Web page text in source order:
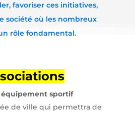
favoriser ces initiatives,
société où les nombreux
rôle fondamental.
équipement sportif
de ville qui permettra de